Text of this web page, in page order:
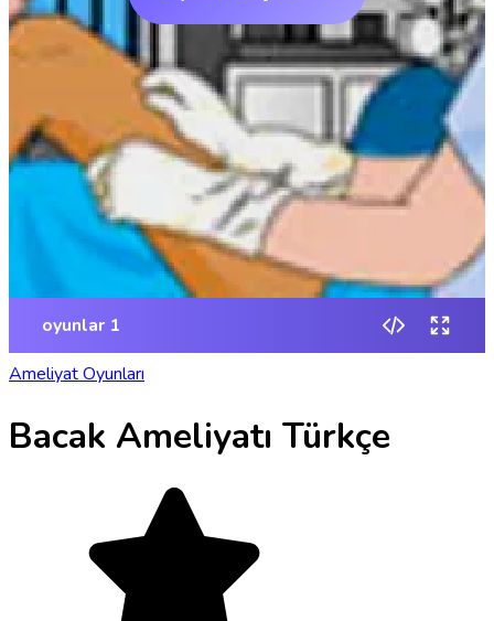
Ameliyat Oyunları
Bacak Ameliyatı Türkçe